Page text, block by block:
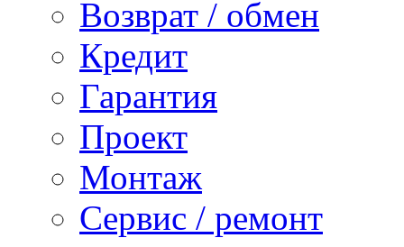
Возврат / обмен
Кредит
Гарантия
Проект
Монтаж
Сервис / ремонт